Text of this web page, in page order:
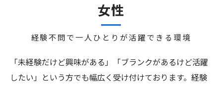
女性
経験不問で一人ひとりが活躍できる環境
「未経験だけど興味がある」「ブランクがあるけど活躍
したい」という方でも幅広く受け付けております。経験